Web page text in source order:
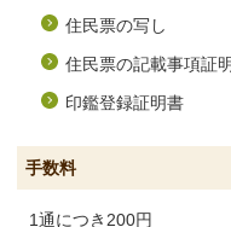
住民票の写し
住民票の記載事項証
印鑑登録証明書
手数料
1通につき200円